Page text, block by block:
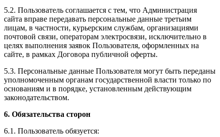
5.2. Пользователь соглашается с тем, что Администрация
сайта вправе передавать персональные данные третьим
лицам, в частности, курьерским службам, организациями
почтовой связи, операторам электросвязи, исключительно в
целях выполнения заявок Пользователя, оформленных на
сайте, в рамках Договора публичной оферты.
5.3. Персональные данные Пользователя могут быть переданы
уполномоченным органам государственной власти только по
основаниям и в порядке, установленным действующим
законодательством.
6. Обязательства сторон
6.1. Пользователь обязуется: